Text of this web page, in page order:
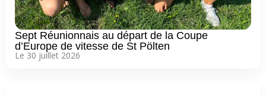
Sept Réunionnais au départ de la Coupe
d’Europe de vitesse de St Pölten
Le 30 juillet 2026